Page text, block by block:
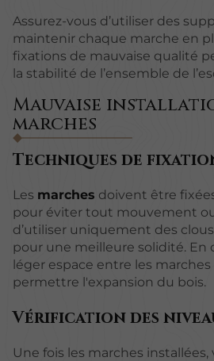
Assurez-vous d’utiliser des
maintenir chaque marche en
fixations de mauvaise qualité
la stabilité de l’ensemble de
Mauvaise
marches
Techniques de
Les marches doivent être
pour éviter tout mouvement
d’utiliser uniquement des
pour une meilleure solidité. En
léger espace entre les
permettre l'expansion du bois.
Vérification des
Une fois les marches installées,